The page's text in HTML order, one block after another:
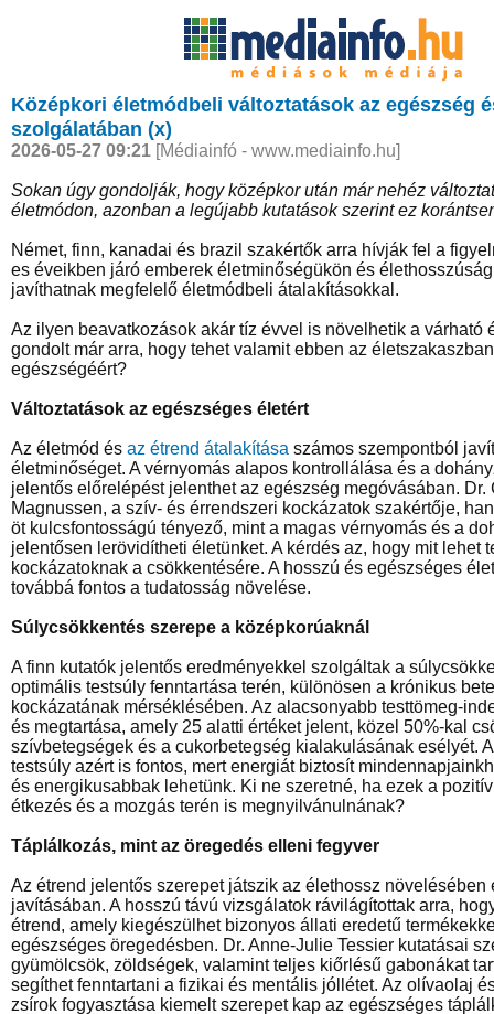
Középkori életmódbeli változtatások az egészség
szolgálatában (x)
2026-05-27 09:21[Médiainfó - www.mediainfo.hu]
Sokan úgy gondolják, hogy középkor után már nehéz
életmódon, azonban a legújabb kutatások szerint ez
Német, finn, kanadai és brazil szakértők arra hívják fel a
es éveikben járó emberek életminőségükön és
javíthatnak megfelelő életmódbeli átalakításokkal.
Az ilyen beavatkozások akár tíz évvel is növelhetik a várható
gondolt már arra, hogy tehet valamit ebben az
egészségéért?
Változtatások az egészséges életért
Az életmód és az étrend átalakítása számos szempontból
életminőséget. A vérnyomás alapos kontrollálása és a
jelentős előrelépést jelenthet az egészség megóvásában. Dr.
Magnussen, a szív- és érrendszeri kockázatok szakértője,
öt kulcsfontosságú tényező, mint a magas vérnyomás és a
jelentősen lerövidítheti életünket. A kérdés az, hogy mit lehet
kockázatoknak a csökkentésére. A hosszú és egészséges
továbbá fontos a tudatosság növelése.
Súlycsökkentés szerepe a középkorúaknál
A finn kutatók jelentős eredményekkel szolgáltak a
optimális testsúly fenntartása terén, különösen a krónikus
kockázatának mérséklésében. Az alacsonyabb testtömeg-
és megtartása, amely 25 alatti értéket jelent, közel 50%-kal
szívbetegségek és a cukorbetegség kialakulásának esélyét.
testsúly azért is fontos, mert energiát biztosít
és energikusabbak lehetünk. Ki ne szeretné, ha ezek a
étkezés és a mozgás terén is megnyilvánulnának?
Táplálkozás, mint az öregedés elleni fegyver
Az étrend jelentős szerepet játszik az élethossz növelésében
javításában. A hosszú távú vizsgálatok rávilágítottak arra,
étrend, amely kiegészülhet bizonyos állati eredetű
egészséges öregedésben. Dr. Anne-Julie Tessier kutatásai
gyümölcsök, zöldségek, valamint teljes kiőrlésű gabonákat
segíthet fenntartani a fizikai és mentális jóllétet. Az olívaolaj
zsírok fogyasztása kiemelt szerepet kap az egészséges